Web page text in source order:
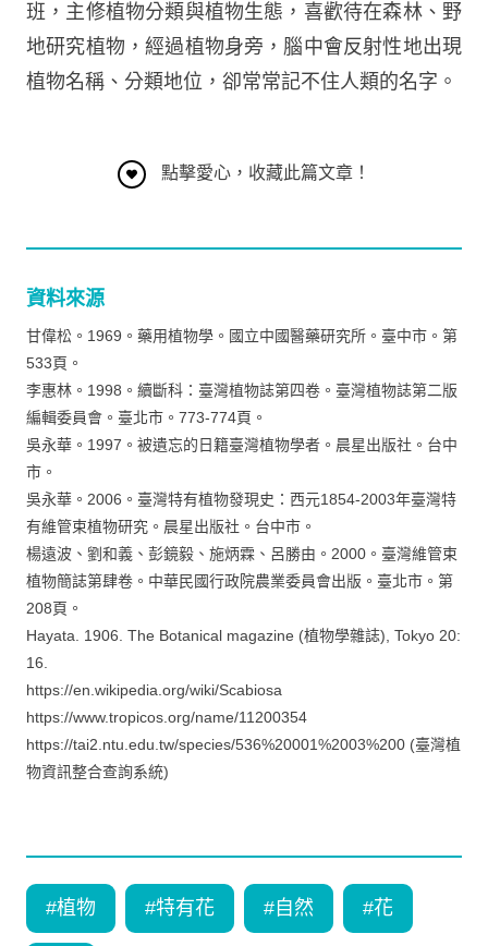
班，主修植物分類與植物生態，喜歡待在森林、野
地研究植物，經過植物身旁，腦中會反射性地出現
植物名稱、分類地位，卻常常記不住人類的名字。
點擊愛心，收藏此篇文章！
資料來源
甘偉松。1969。藥用植物學。國立中國醫藥研究所。臺中市。第
533頁。
李惠林。1998。續斷科：臺灣植物誌第四卷。臺灣植物誌第二版
編輯委員會。臺北市。773-774頁。
吳永華。1997。被遺忘的日籍臺灣植物學者。晨星出版社。台中
市。
吳永華。2006。臺灣特有植物發現史：西元1854-2003年臺灣特
有維管束植物研究。晨星出版社。台中市。
楊遠波、劉和義、彭鏡毅、施炳霖、呂勝由。2000。臺灣維管束
植物簡誌第肆卷。中華民國行政院農業委員會出版。臺北市。第
208頁。
Hayata. 1906. The Botanical magazine (植物學雜誌), Tokyo 20:
16.
https://en.wikipedia.org/wiki/Scabiosa
https://www.tropicos.org/name/11200354
https://tai2.ntu.edu.tw/species/536%20001%2003%200 (臺灣植
物資訊整合查詢系統)
#植物 #特有花 # 自然 #花